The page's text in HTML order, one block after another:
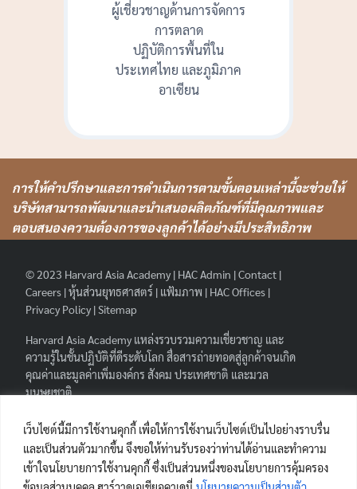
เว็บไซต์นี้มีการใช้งานคุกกี้ เพื่อให้การใช้งานเว็บไซต์เป็นไปอย่างราบรื่น
และเป็นส่วนตัวมากขึ้น จึงขอให้ท่านรับรองว่าท่านได้อ่านและทำความ
เข้าใจนโยบายการใช้งานคุกกี้ ซึ่งเป็นส่วนหนึ่งของนโยบายการคุ้มครอง
ผู้เชี่ยวชาญด้านการจัดการ
การตลาด
ปฏิบัติการพื้นที่ใน
ประเทศไทย และภูมิภาค
อาเซียน
การให้คำปรึกษาและการดำเนินการตามขั้นตอนเหล่านี้จะช่วยให้
บริษัทสามารถพัฒนาและนำเสนอผลิตภัณฑ์ที่มีคุณภาพและ
ตอบสนองความต้องการของลูกค้าได้อย่างมีประสิทธิภาพ
© 2023 Harvard Asia Academy | HAC Admin |Contact |
Careers |หุ้นส่วนยุทธศาสตร์ | แฟ้มภาพ | HAC Offices |
Privacy Policy | Sitemap
Harvard Asia Academy แหล่งรวบรวมความเชี่ยวชาญ และ
ความรู้ในชั้นปฏิบัติที่ดีระดับโลก สื่อสารถ่ายทอดสู่ลูกค้าจนเกิด
คุณค่าและมูลค่าเพิ่มองค์กร สังคม ประเทศชาติ และมวล
มนุษยชาติ.
FOLLOW HAA|